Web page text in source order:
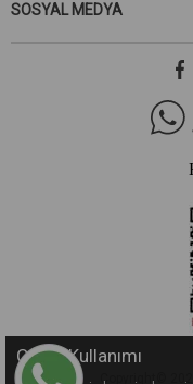
SOSYAL MEDYA
Copyright©
Çerez Kullanımı